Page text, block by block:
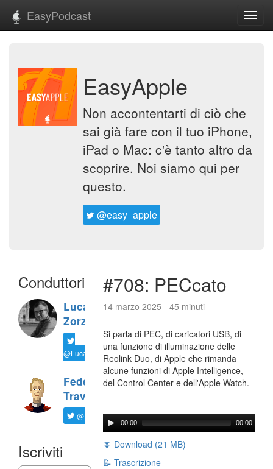
EasyPodcast
EasyApple
Non accontentarti di ciò che
sai già fare con il tuo iPhone,
iPad o Mac: c'è tanto altro da
scoprire. Noi siamo qui per
questo.
@easy_apple
Conduttori
Luca
Zorzi
@LucaTNT
Federico
Travaini
@ftrava
Iscriviti
#708: PECcato
14 marzo 2025 - 45 minuti
Si parla di PEC, di caricatori USB, di
una funzione di illuminazione delle
Reolink Duo, di Apple che rimanda
alcune funzioni di Apple Intelligence,
del Control Center e dell'Apple Watch.
00:00 00:00
⏬ Download (21 MB)
📝 Trascrizione